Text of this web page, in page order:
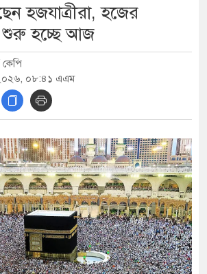
হজযাত্রীরা, হজের
শুরু হচ্ছে আজ
০৮:৪১ এএম